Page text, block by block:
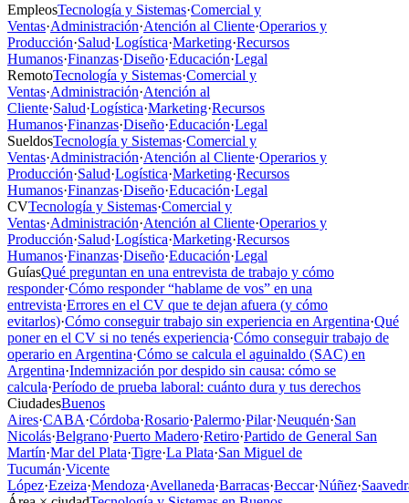
EmpleosTecnología y Sistemas·Comercial y
Ventas·Administración·Atención al Cliente·Operarios y
Producción·Salud·Logística·Marketing·Recursos
Humanos·Finanzas·Diseño·Educación·Legal
RemotoTecnología y Sistemas·Comercial y
Ventas·Administración·Atención al
Cliente·Salud·Logística·Marketing·Recursos
Humanos·Finanzas·Diseño·Educación·Legal
SueldosTecnología y Sistemas·Comercial y
Ventas·Administración·Atención al Cliente·Operarios y
Producción·Salud·Logística·Marketing·Recursos
Humanos·Finanzas·Diseño·Educación·Legal
CVTecnología y Sistemas·Comercial y
Ventas·Administración·Atención al Cliente·Operarios y
Producción·Salud·Logística·Marketing·Recursos
Humanos·Finanzas·Diseño·Educación·Legal
GuíasQué preguntan en una entrevista de trabajo y cómo
responder·Cómo responder “hablame de vos” en una
entrevista·Errores en el CV que te dejan afuera (y cómo
evitarlos)·Cómo conseguir trabajo sin experiencia en Argentina·Qué
poner en el CV si no tenés experiencia·Cómo conseguir trabajo de
operario en Argentina·Cómo se calcula el aguinaldo (SAC) en
Argentina·Indemnización por despido sin causa: cómo se
calcula·Período de prueba laboral: cuánto dura y tus derechos
CiudadesBuenos
Aires·CABA·Córdoba·Rosario·Palermo·Pilar·Neuquén·San
Nicolás·Belgrano·Puerto Madero·Retiro·Partido de General San
Martín·Mar del Plata·Tigre·La Plata·San Miguel de
Tucumán·Vicente
López·Ezeiza·Mendoza·Avellaneda·Barracas·Beccar·Núñez·